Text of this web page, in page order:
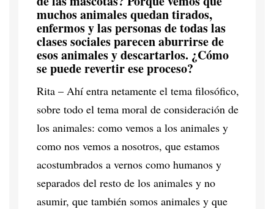
muchos animales quedan tirados,
enfermos y las personas de todas las
clases sociales parecen aburrirse de
esos animales y descartarlos. ¿Cómo
se puede revertir ese proceso?
Rita – Ahí entra netamente el tema filosófico,
sobre todo el tema moral de consideración de
los animales: como vemos a los animales y
como nos vemos a nosotros, que estamos
acostumbrados a vernos como humanos y
separados del resto de los animales y no
asumir, que también somos animales y que